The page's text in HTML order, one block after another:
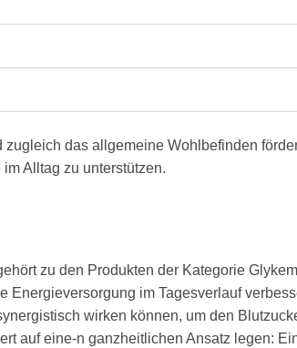
das allgemeine Wohlbefinden
Alltag zu unterstützen.
zu den Produkten der Kategorie
Energieversorgung im Tagesverlauf
wirken können, um den
auf eine-n ganzheitlichen Ansatz legen: